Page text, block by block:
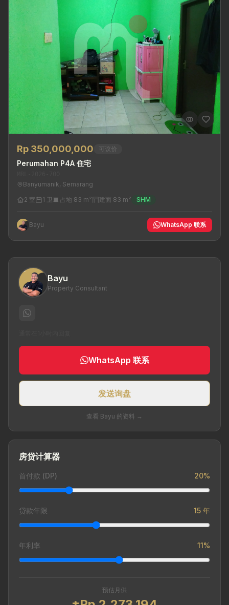
Rp 350,000,000 可议价
Perumahan P4A 住宅
Banyumanik, Semarang
2 室
1 卫 占地 83 m² 建面 83 m² SHM
Bayu WhatsApp 联系
Bayu
Property Consultant
WhatsApp 联系
发送询盘
查看 Bayu 的资料 →
房贷计算器
首付款 (DP) 20%
贷款年限 15 年
年利率 11%
预估月供